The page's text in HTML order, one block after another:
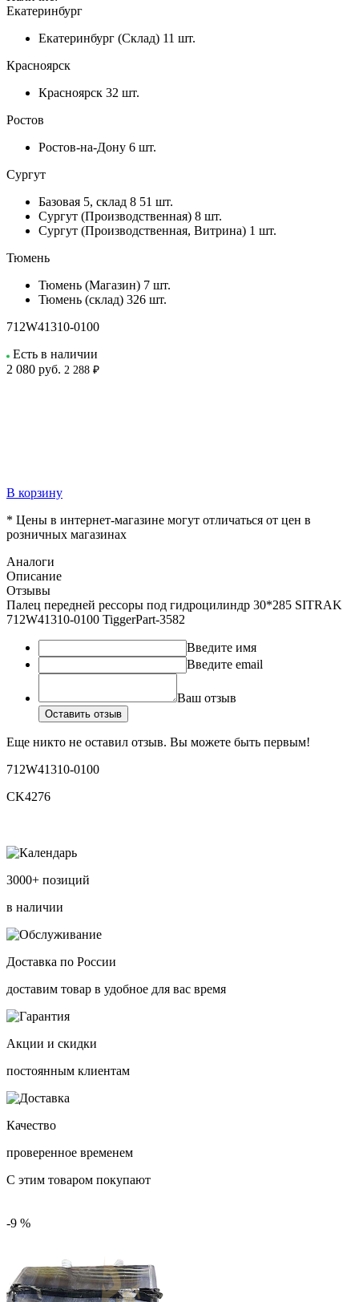
Екатеринбург
Екатеринбург (Склад) 11 шт.
Красноярск
Красноярск 32 шт.
Ростов
Ростов-на-Дону 6 шт.
Сургут
Базовая 5, склад 8 51 шт.
Сургут (Производственная) 8 шт.
Сургут (Производственная, Витрина) 1 шт.
Тюмень
Тюмень (Магазин) 7 шт.
Тюмень (склад) 326 шт.
712W41310-0100
Есть в наличии
2 080 руб. 2 288 ₽
В корзину
* Цены в интернет-магазине могут отличаться от цен в
розничных магазинах
Аналоги
Описание
Отзывы
Палец передней рессоры под гидроцилиндр 30*285 SITRAK
712W41310-0100 TiggerPart-3582
Введите имя
Введите email
Ваш отзыв
Оставить отзыв
Еще никто не оставил отзыв. Вы можете быть первым!
712W41310-0100
CK4276
3000+ позиций
в наличии
Доставка по России
доставим товар в удобное для вас время
Акции и скидки
постоянным клиентам
Качество
проверенное временем
С этим товаром покупают
-9 %